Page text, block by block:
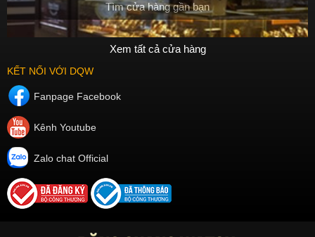
Tìm cửa hàng gần bạn
Xem tất cả cửa hàng
KẾT NỐI VỚI DQW
Fanpage Facebook
Kênh Youtube
Zalo chat Official